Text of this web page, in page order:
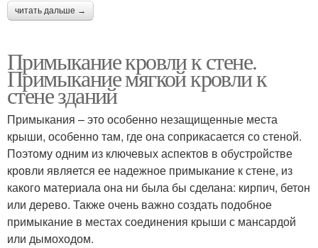
читать дальше →
Примыкание кровли к стене.
Примыкание мягкой кровли к
стене зданий
Примыкания – это особенно незащищенные места
крыши, особенно там, где она соприкасается со стеной.
Поэтому одним из ключевых аспектов в обустройстве
кровли является ее надежное примыкание к стене, из
какого материала она ни была бы сделана: кирпич, бетон
или дерево. Также очень важно создать подобное
примыкание в местах соединения крыши с мансардой
или дымоходом.